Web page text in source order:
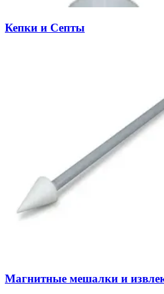
Кепки и Септы
Магнитные мешалки и